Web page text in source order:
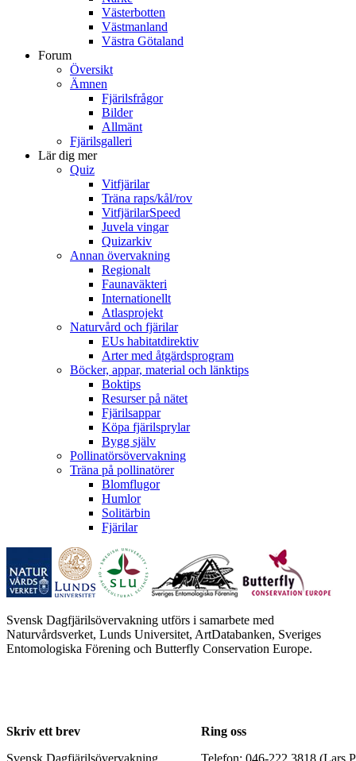
Västerbotten
Västmanland
Västra Götaland
Forum
Översikt
Ämnen
Fjärilsfrågor
Bilder
Allmänt
Fjärilsgalleri
Lär dig mer
Quiz
Vitfjärilar
Träna raps/kål/rov
VitfjärilarSpeed
Juvela vingar
Quizarkiv
Annan övervakning
Regionalt
Faunaväkteri
Internationellt
Atlasprojekt
Naturvård och fjärilar
EUs habitatdirektiv
Arter med åtgärdsprogram
Böcker, appar, material och länktips
Boktips
Resurser på nätet
Fjärilsappar
Köpa fjärilsprylar
Bygg själv
Pollinatörsövervakning
Träna på pollinatörer
Blomflugor
Humlor
Solitärbin
Fjärilar
Svensk Dagfjärilsövervakning utförs i samarbete med
Naturvårdsverket, Lunds Universitet, ArtDatabanken, Sveriges
Entomologiska Förening och Butterfly Conservation Europe.
Skriv ett brev
Ring oss